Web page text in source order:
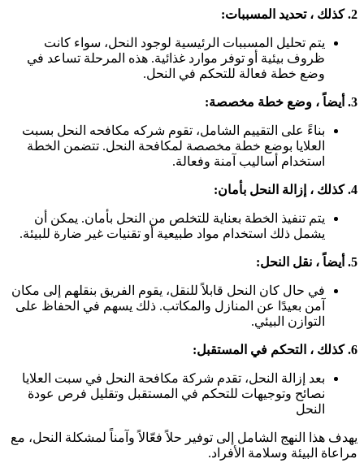
يتم تحليل المسببات الرئيسية لوجود النحل، سواء كانت
ظروف بيئية أو توفر موارد غذائية. هذه المرحلة تساعد في
وضع خطة فعالة للتحكم في النحل.
بناءً على التقييم الشامل، تقوم شركه مكافحه النحل بسبت
العلايا بوضع خطة مخصصة لمكافحة النحل. تتضمن الخطة
استخدام أساليب آمنة وفعالة.
يتم تنفيذ الخطة بعناية للتخلص من النحل بأمان. يمكن أن
يشمل ذلك استخدام مواد طبيعية أو تقنيات غير ضارة للبيئة.
في حال كان النحل قابلاً للنقل، يقوم الفريق بنقلهم إلى مكان
آمن بعيدًا عن المنازل والمكاتب. ذلك يسهم في الحفاظ على
التوازن البيئي.
بعد إزالة النحل، تقدم شركة مكافحة النحل في سبت العلايا
نصائح وتوجيهات للتحكم في المستقبل وتقليل فرص عودة
النحل
هذا النهج الشامل إلى توفير حلاً فعّالاً وآمناً لمشكلة النحل، مع
البيئة وسلامة الأفراد.